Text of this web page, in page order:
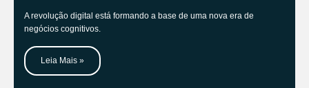
A revolução digital está formando a base de uma nova era de
negócios cognitivos.
Leia Mais »